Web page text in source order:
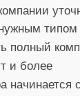
полный
и более